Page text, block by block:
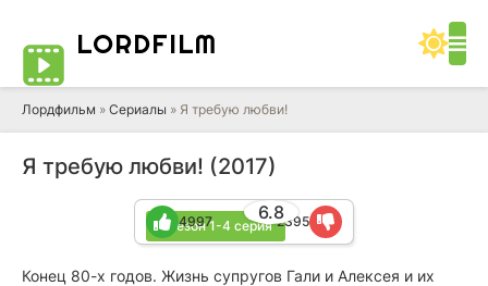
LORDFILM
Лордфильм » Сериалы » Я требую любви!
Я требую любви! (2017)
1 сезон 1-4 серия
6.8
4997 2395
Конец 80-х годов. Жизнь супругов Гали и Алексея и их